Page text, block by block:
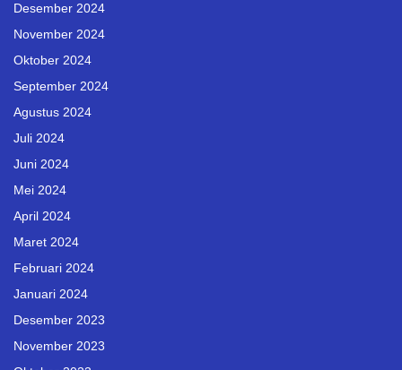
Desember 2024
November 2024
Oktober 2024
September 2024
Agustus 2024
Juli 2024
Juni 2024
Mei 2024
April 2024
Maret 2024
Februari 2024
Januari 2024
Desember 2023
November 2023